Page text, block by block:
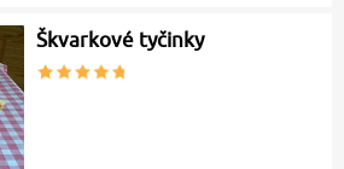
Škvarkové tyčinky